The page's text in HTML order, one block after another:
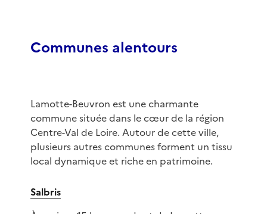
Communes alentours
Lamotte-Beuvron est une charmante
commune située dans le cœur de la région
Centre-Val de Loire. Autour de cette ville,
plusieurs autres communes forment un tissu
local dynamique et riche en patrimoine.
Salbris